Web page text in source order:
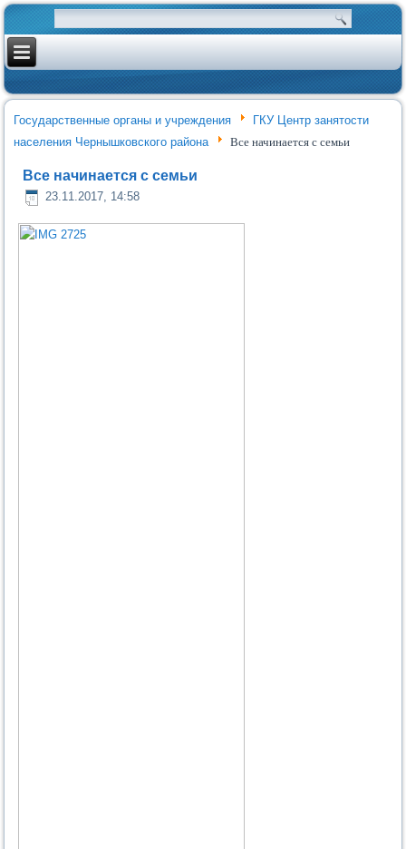
Государственные органы и учреждения
ГКУ Центр занятости
населения Чернышковского района
Все начинается с семьи
Все начинается с семьи
23.11.2017, 14:58